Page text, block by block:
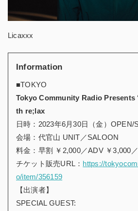
Licaxxx
Information
■TOKYO
Tokyo Community Radio Presents
th re;lax
日時：2023年6月30日（金）OPEN/
会場：代官山 UNIT／SALOON
料金：早割 ￥2,000／ADV ￥3,000
チケット販売URL： https://
o/item/356159
【出演者】
SPECIAL GUEST: